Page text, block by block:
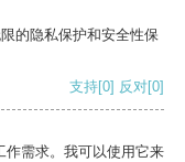
的隐私保护和安全性保
支持[0] 反对[0]
作需求。我可以使用它来